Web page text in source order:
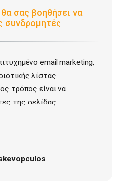
σας βοηθήσει να
συνδρομητές
email marketing,
λίστας
τρόπος είναι να
της σελίδας ...